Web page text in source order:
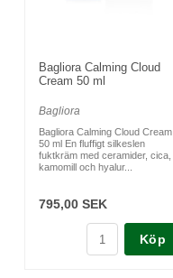
Bagliora Calming Cloud
Cream 50 ml
Bagliora
Bagliora Calming Cloud Cream
50 ml En fluffigt silkeslen
fuktkräm med ceramider, cica,
kamomill och hyalur...
795,00 SEK
Köp